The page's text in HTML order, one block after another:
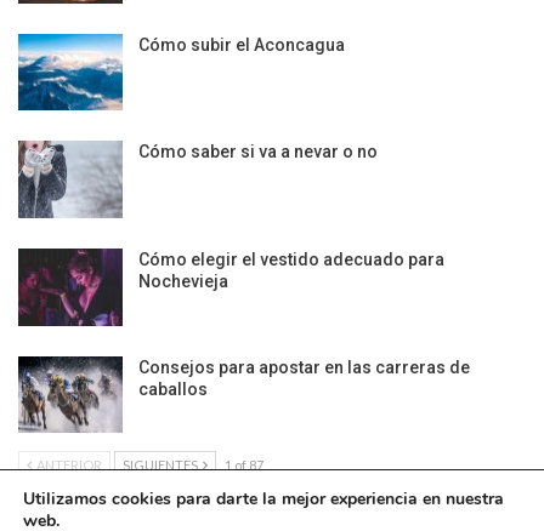
Cómo subir el Aconcagua
Cómo saber si va a nevar o no
Cómo elegir el vestido adecuado para
Nochevieja
Consejos para apostar en las carreras de
caballos
ANTERIOR SIGUIENTES 1 of 87
Utilizamos cookies para darte la mejor experiencia en nuestra
web.